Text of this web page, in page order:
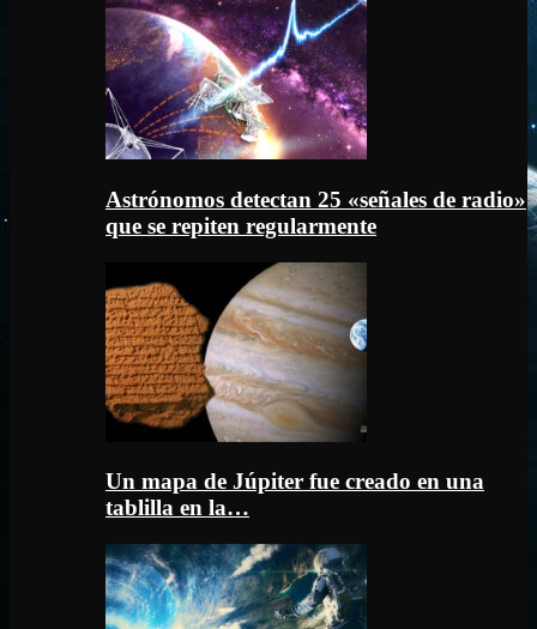
Astrónomos detectan 25 «señales de radio»
que se repiten regularmente
Un mapa de Júpiter fue creado en una
tablilla en la…